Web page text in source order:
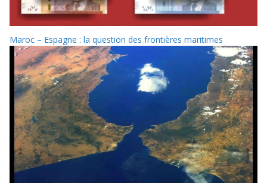
Maroc – Espagne : la question des frontières maritimes